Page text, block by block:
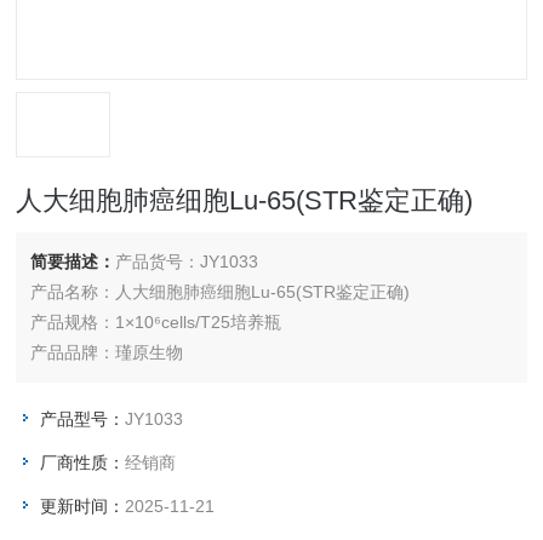
人大细胞肺癌细胞Lu-65(STR鉴定正确)
简要描述： 产品货号：JY1033
产品名称：人大细胞肺癌细胞Lu-65(STR鉴定正确)
产品规格：1×10⁶cells/T25培养瓶
产品品牌：瑾原生物
产品型号：JY1033
厂商性质：经销商
更新时间： 2025-11-21